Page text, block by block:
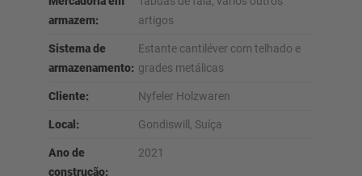
armazem:
artigos
Sistema de
armazenamento:
Estante cantiléver com telhado e
grades metálicas
Cliente: Nyfeler Holzwaren
Local: Gondiswill, Suíça
Ano de
construção:
2021